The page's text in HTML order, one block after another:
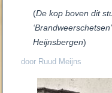
(De kop boven dit
Heijnsbergen)
door Ruud Meijns